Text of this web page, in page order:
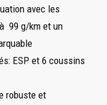
avec les
99 g/km et un
ESP et 6 coussins
robuste et